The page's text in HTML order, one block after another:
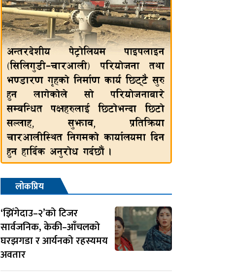
लोकप्रिय
‘झिँगेदाउ–२’को टिजर
सार्वजनिक, केकी–आँचलको
घरझगडा र आर्यनको रहस्यमय
अवतार